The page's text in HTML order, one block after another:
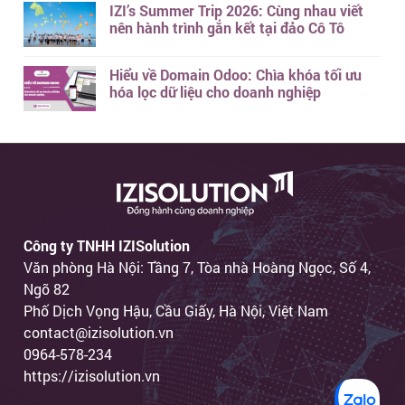
IZI’s Summer Trip 2026: Cùng nhau viết
nên hành trình gắn kết tại đảo Cô Tô
Hiểu về Domain Odoo: Chìa khóa tối ưu
hóa lọc dữ liệu cho doanh nghiệp
Công ty TNHH IZISolution
Văn phòng Hà Nội: Tầng 7, Tòa nhà Hoàng Ngọc, Số 4,
Ngõ 82
Phố Dịch Vọng Hậu, Cầu Giấy, Hà Nội, Việt Nam
contact@izisolution.vn
0964-578-234
https://izisolution.vn